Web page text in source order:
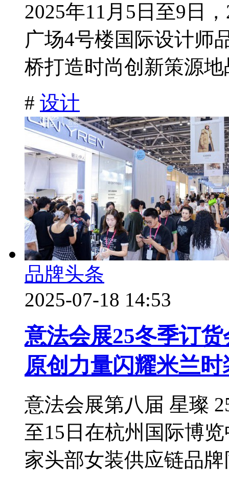
2025年11月5日至9日
广场4号楼国际设计师
桥打造时尚创新策源地
# 设计
品牌头条
2025-07-18 14:53
意法会展25冬季订
原创力量闪耀米兰时
意法会展第八届 星璨
至15日在杭州国际博
家头部女装供应链品牌